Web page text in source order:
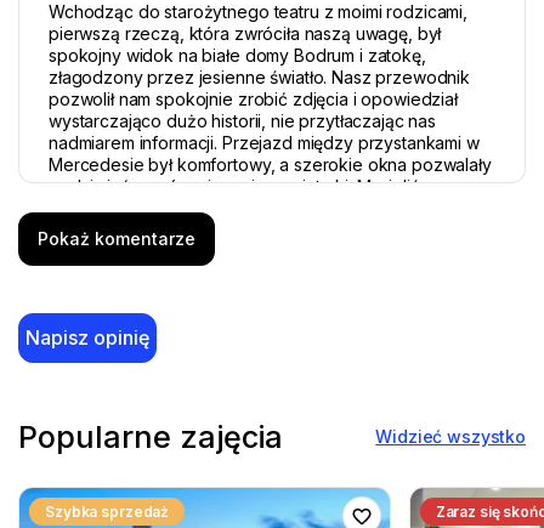
Wchodząc do starożytnego teatru z moimi rodzicami,
pierwszą rzeczą, która zwróciła naszą uwagę, był
spokojny widok na białe domy Bodrum i zatokę,
złagodzony przez jesienne światło. Nasz przewodnik
pozwolił nam spokojnie zrobić zdjęcia i opowiedział
wystarczająco dużo historii, nie przytłaczając nas
nadmiarem informacji. Przejazd między przystankami w
Mercedesie był komfortowy, a szerokie okna pozwalały
podziwiać wzgórza i rozsiane wiatraki. Musieliśmy
krótko poczekać w jednym sklepie, co było jedyną
drobną niedogodnością, ale ogólnie krajobrazy i
spokojne tempo sprawiły, że ta krótka wycieczka
F&P
Fiona & Patrick
Bodrum
Pokaż komentarze
Napisz opinię
Popularne zajęcia Widzieć wszystko
Szybka sprzedaż Zaraz się